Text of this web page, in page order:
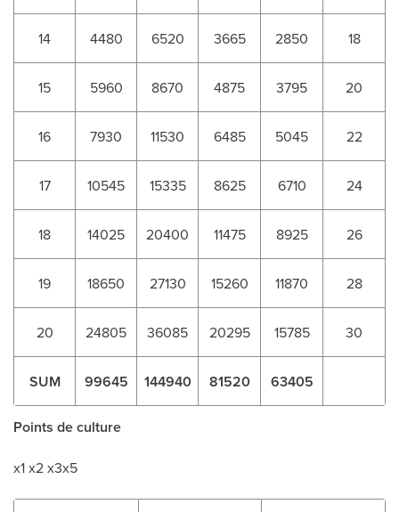
14 4480 6520 3665 2850 18
15 5960 8670 4875 3795 20
16 7930 11530 6485 5045 22
17 10545 15335 8625 6710 24
18 14025 20400 11475 8925 26
19 18650 27130 15260 11870 28
20 24805 36085 20295 15785 30
SUM 99645 144940 81520 63405
Points de culture
x1 x2 x3x5